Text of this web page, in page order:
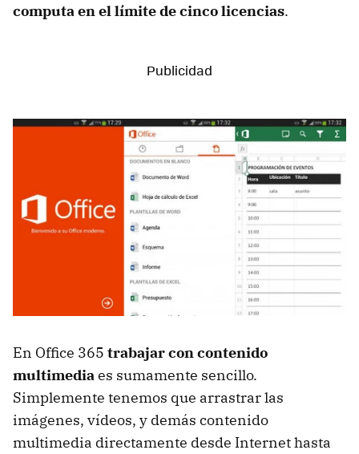
computa en el límite de cinco licencias.
En Office 365 trabajar con contenido
multimediaes sumamente sencillo.
Simplemente tenemos que arrastrar las
imágenes, vídeos, y demás contenido
multimedia directamente desde Internet hasta